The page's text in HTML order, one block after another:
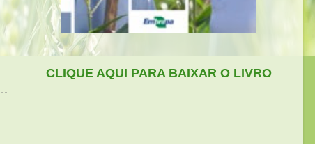
CLIQUE AQUI PARA BAIXAR O LIVRO